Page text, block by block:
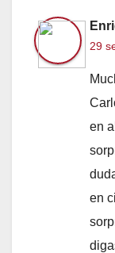
29
en
en